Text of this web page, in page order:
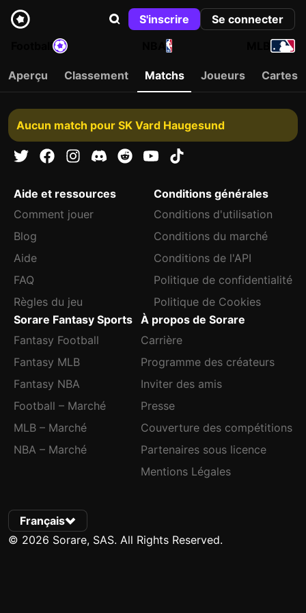
S'inscrire
Se connecter
NBA
Aperçu Classement Matchs Joueurs Cartes
Aucun match pour SK Vard Haugesund
Aide et ressources
Comment jouer
Blog
Aide
FAQ
Règles du jeu
Conditions générales
Conditions d'utilisation
Conditions du marché
Conditions de l'API
Politique de confidentialité
Politique de Cookies
Sorare Fantasy Sports
Fantasy Football
Fantasy MLB
Fantasy NBA
Football – Marché
MLB – Marché
NBA – Marché
À propos de Sorare
Carrière
Programme des créateurs
Inviter des amis
Presse
Couverture des compétitions
Partenaires sous licence
Mentions Légales
Français
© 2026 Sorare, SAS. All Rights Reserved.